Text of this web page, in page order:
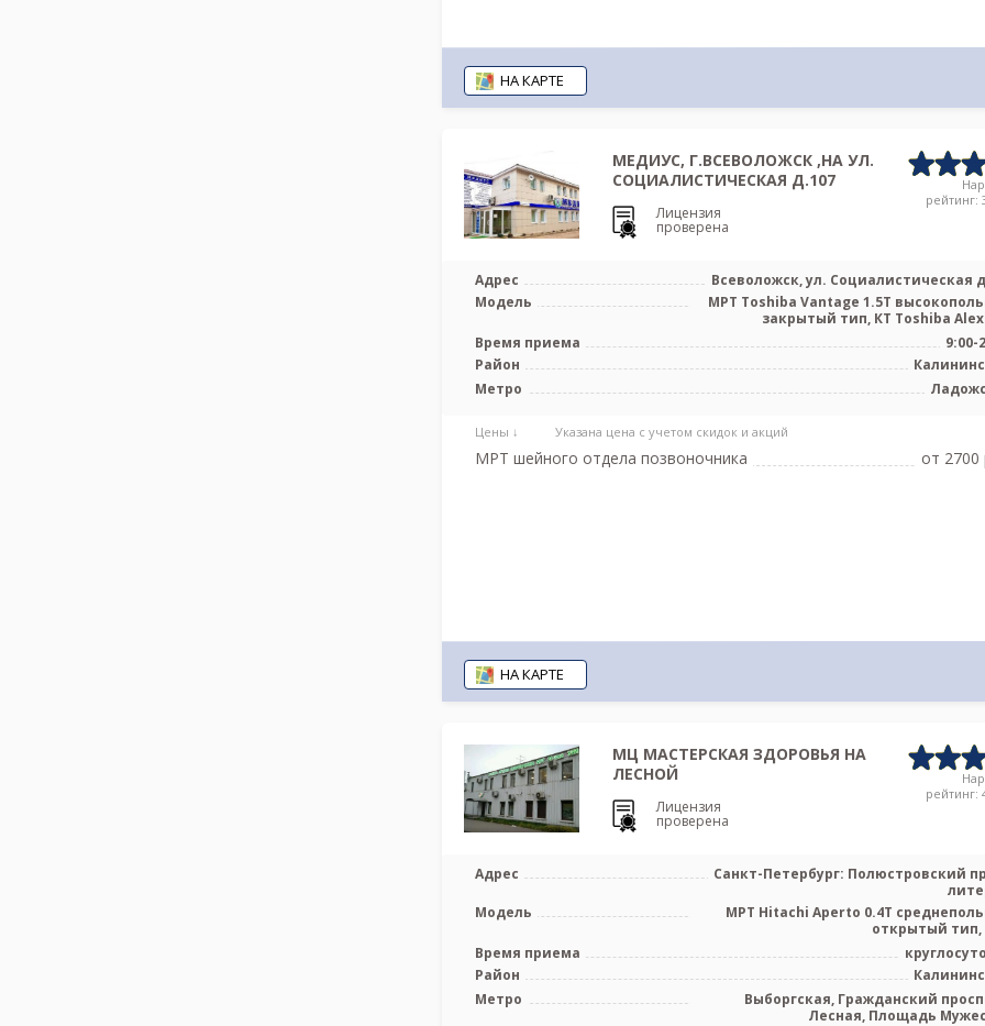
НА КАРТЕ
МЕДИУС, Г.ВСЕВОЛОЖСК ,НА УЛ.
СОЦИАЛИСТИЧЕСКАЯ Д.107
Лицензия
проверена
рейтинг:
Адрес
Всеволожск, ул. Социалистическая
Модель
МРТ Toshiba Vantage 1.5T
закрытый тип, КТ Toshiba
Время приема
9:00-
Район
Метро
Цены ↓ Указана цена с учетом скидок и акций
МРТ шейного отдела позвоночника от 2700
НА КАРТЕ
МЦ МАСТЕРСКАЯ ЗДОРОВЬЯ НА
ЛЕСНОЙ
Лицензия
проверена
рейтинг:
Адрес
Санкт-Петербург: Полюстровский
Модель
МРТ Hitachi Aperto 0.4T
открытый тип,
Время приема
Район
Метро
Выборгская, Гражданский
Лесная, Площадь